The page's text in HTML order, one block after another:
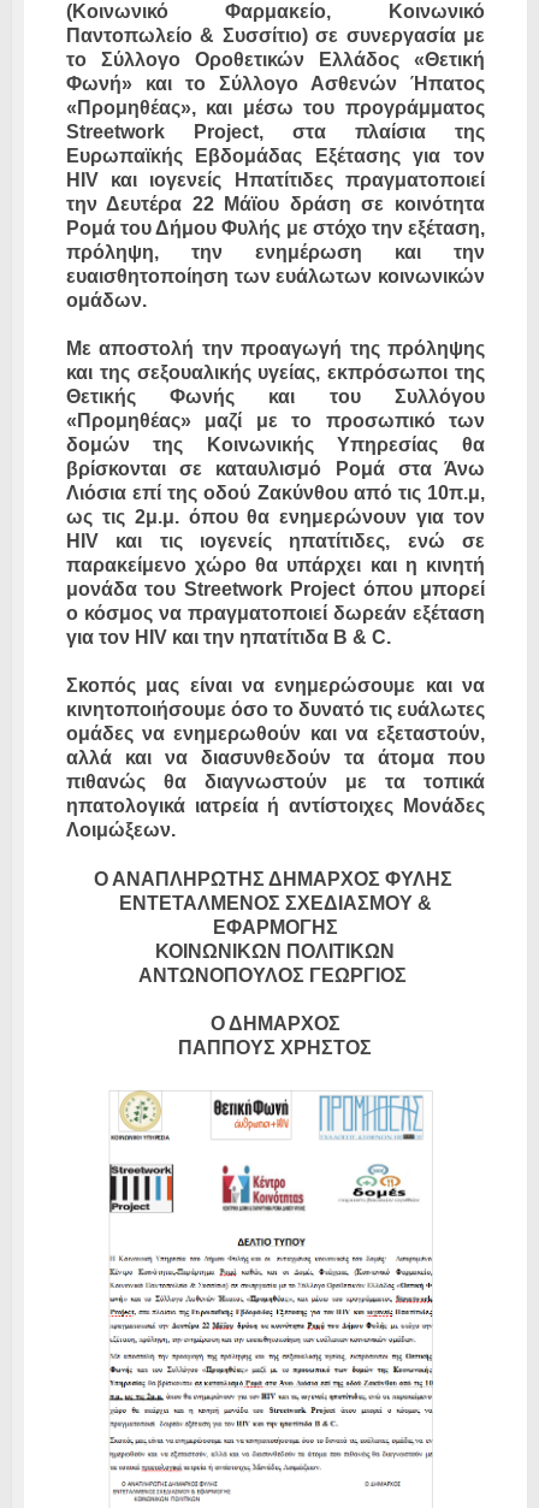
(Κοινωνικό Φαρμακείο, Κοινωνικό
Παντοπωλείο & Συσσίτιο) σε συνεργασία με
το Σύλλογο Οροθετικών Ελλάδος «Θετική
Φωνή» και το Σύλλογο Ασθενών Ήπατος
«Προμηθέας», και μέσω του προγράμματος
Streetwork Project, στα πλαίσια της
Ευρωπαϊκής Εβδομάδας Εξέτασης για τον
ΗIV και ιογενείς Ηπατίτιδες πραγματοποιεί
την Δευτέρα 22 Μάϊου δράση σε κοινότητα
Ρομά του Δήμου Φυλής με στόχο την εξέταση,
πρόληψη, την ενημέρωση και την
ευαισθητοποίηση των ευάλωτων κοινωνικών
ομάδων.
Με αποστολή την προαγωγή της πρόληψης
και της σεξουαλικής υγείας, εκπρόσωποι της
Θετικής Φωνής και του Συλλόγου
«Προμηθέας» μαζί με το προσωπικό των
δομών της Κοινωνικής Υπηρεσίας θα
βρίσκονται σε καταυλισμό Ρομά στα Άνω
Λιόσια επί της οδού Ζακύνθου από τις 10π.μ,
ως τις 2μ.μ. όπου θα ενημερώνουν για τον
HIV και τις ιογενείς ηπατίτιδες, ενώ σε
παρακείμενο χώρο θα υπάρχει και η κινητή
μονάδα του Streetwork Project όπου μπορεί
ο κόσμος να πραγματοποιεί δωρεάν εξέταση
για τον HIV και την ηπατίτιδα B & C.
Σκοπός μας είναι να ενημερώσουμε και να
κινητοποιήσουμε όσο το δυνατό τις ευάλωτες
ομάδες να ενημερωθούν και να εξεταστούν,
αλλά και να διασυνθεδούν τα άτομα που
πιθανώς θα διαγνωστούν με τα τοπικά
ηπατολογικά ιατρεία ή αντίστοιχες Μονάδες
Λοιμώξεων.
Ο ΑΝΑΠΛΗΡΩΤΗΣ ΔΗΜΑΡΧΟΣ ΦΥΛΗΣ
ΕΝΤΕΤΑΛΜΕΝΟΣ ΣΧΕΔΙΑΣΜΟΥ &
ΕΦΑΡΜΟΓΗΣ
ΚΟΙΝΩΝΙΚΩΝ ΠΟΛΙΤΙΚΩΝ
ΑΝΤΩΝΟΠΟΥΛΟΣ ΓΕΩΡΓΙΟΣ
Ο ΔΗΜΑΡΧΟΣ
ΠΑΠΠΟΥΣ ΧΡΗΣΤΟΣ